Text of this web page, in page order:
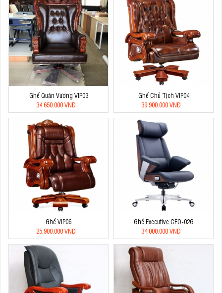
Ghế Quân Vương VIP03
34.650.000 VNĐ
Ghế Chủ Tịch VIP04
39.900.000 VNĐ
Ghế VIP06
25.900.000 VNĐ
Ghế Executive CEO-02G
34.000.000 VNĐ